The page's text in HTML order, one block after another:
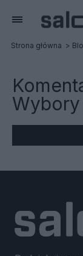
Strona główna